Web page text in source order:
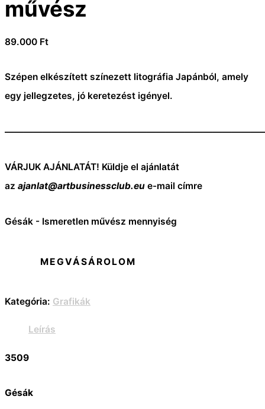
művész
89.000 Ft
Szépen elkészített színezett litográfia Japánból, amely
egy jellegzetes, jó keretezést igényel.
VÁRJUK AJÁNLATÁT! Küldje el ajánlatát
az ajanlat@artbusinessclub.eu e-mail címre
Gésák - Ismeretlen művész mennyiség
MEGVÁSÁROLOM
Kategória: Grafikák
Leírás
3509
Gésák